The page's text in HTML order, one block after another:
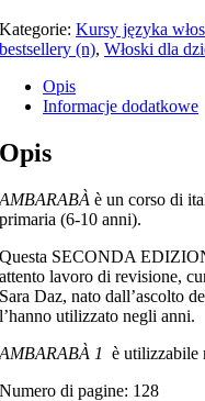
Kategorie:Kursy języka
bestsellery (n),Włoski dla
Opis
Informacje dodatkowe
Opis
AMBARABÀ è un corso di
primaria (6-10 anni).
Questa SECONDA
attento lavoro di revisione,
Sara Daz, nato dall’ascolto
l’hanno utilizzato negli anni.
AMBARABÀ 1 è utilizzabile
Numero di pagine: 128